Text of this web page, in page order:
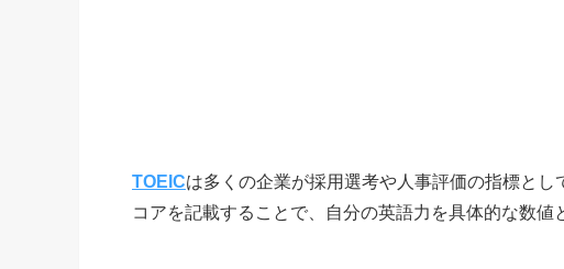
TOEICは多くの企業が採用選考や人事評価の指標と
コアを記載することで、自分の英語力を具体的な数値